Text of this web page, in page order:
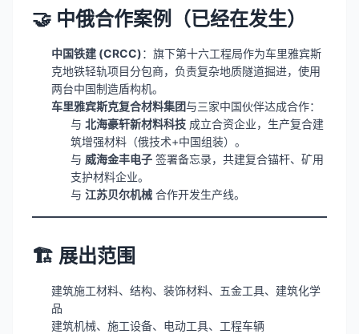
🤝 中俄合作案例（已经在发生）
中国铁建 (CRCC)：旗下第十六工程局作为车里雅宾斯
克地铁轻轨项目分包商，负责复杂地质隧道掘进，使用
两台中国制造盾构机。
车里雅宾斯克复合材料集团与三家中国伙伴达成合作：
与 北海豪轩新材料科技 成立合资企业，生产复合建
筑增强材料（俄技术+中国组装）。
与 威海金丰电子 签署备忘录，共建复合锚杆、矿用
支护材料企业。
与 江苏贝尔机械 合作开发生产线。
🏗️ 展出范围
建筑施工材料、结构、装饰材料、五金工具、建筑化学
品
建筑机械、施工设备、电动工具、工程车辆